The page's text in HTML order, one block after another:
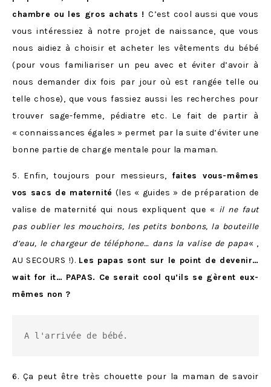
chambre ou les gros achats ! C’est cool aussi que vous
vous intéressiez à notre projet de naissance, que vous
nous aidiez à choisir et acheter les vêtements du bébé
(pour vous familiariser un peu avec et éviter d’avoir à
nous demander dix fois par jour où est rangée telle ou
telle chose), que vous fassiez aussi les recherches pour
trouver sage-femme, pédiatre etc. Le fait de partir à
« connaissances égales » permet par la suite d’éviter une
bonne partie de charge mentale pour la maman.
5. Enfin, toujours pour messieurs, faites vous-mêmes
vos sacs de maternité (les « guides » de préparation de
valise de maternité qui nous expliquent que « il ne faut
pas oublier les mouchoirs, les petits bonbons, la bouteille
d’eau, le chargeur de téléphone… dans la valise de papa« ,
AU SECOURS !). Les papas sont sur le point de devenir…
wait for it… PAPAS. Ce serait cool qu’ils se gèrent eux-
mêmes non ?
A l'arrivée de bébé.
6. Ça peut être très chouette pour la maman de savoir